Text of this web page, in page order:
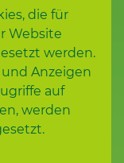
die für
Website
werden.
Anzeigen
auf
werden